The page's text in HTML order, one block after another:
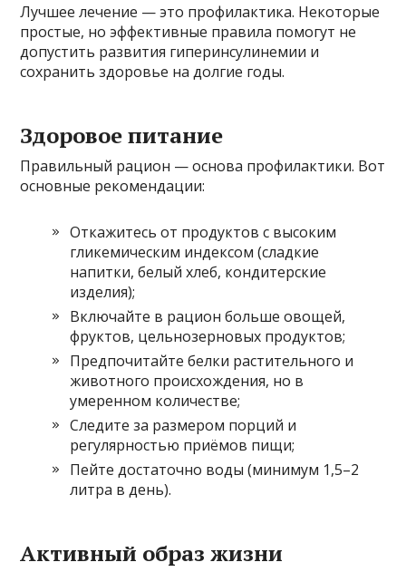
Лучшее лечение — это профилактика. Некоторые
простые, но эффективные правила помогут не
допустить развития гиперинсулинемии и
сохранить здоровье на долгие годы.
Здоровое питание
Правильный рацион — основа профилактики. Вот
основные рекомендации:
Откажитесь от продуктов с высоким
гликемическим индексом (сладкие
напитки, белый хлеб, кондитерские
изделия);
Включайте в рацион больше овощей,
фруктов, цельнозерновых продуктов;
Предпочитайте белки растительного и
животного происхождения, но в
умеренном количестве;
Следите за размером порций и
регулярностью приёмов пищи;
Пейте достаточно воды (минимум 1,5–2
литра в день).
Активный образ жизни